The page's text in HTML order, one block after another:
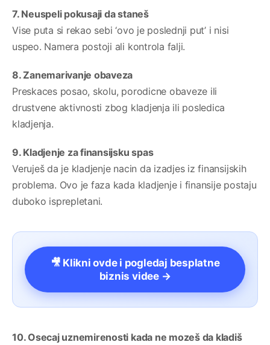
7. Neuspeli pokusaji da staneš
Vise puta si rekao sebi ‘ovo je poslednji put’ i nisi
uspeo. Namera postoji ali kontrola falji.
8. Zanemarivanje obaveza
Preskaces posao, skolu, porodicne obaveze ili
drustvene aktivnosti zbog kladjenja ili posledica
kladjenja.
9. Kladjenje za finansijsku spas
Veruješ da je kladjenje nacin da izadjes iz finansijskih
problema. Ovo je faza kada kladjenje i finansije postaju
duboko isprepletani.
🎥 Klikni ovde i pogledaj besplatne
biznis videe →
10. Osecaj uznemirenosti kada ne mozeš da kladiš